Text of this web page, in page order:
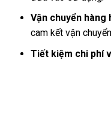
Vận chuyển hàng
cam kết vận
Tiết kiệm chi phí